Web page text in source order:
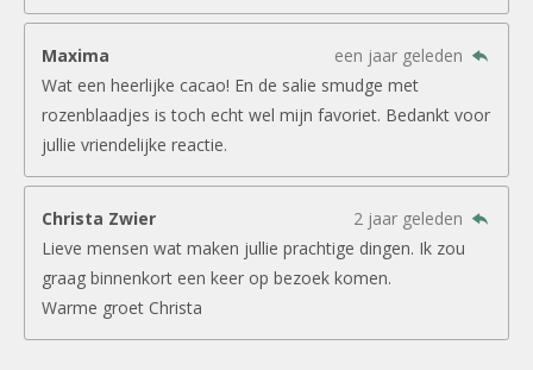
Maxima
een jaar geleden
Wat een heerlijke cacao! En de salie smudge met
rozenblaadjes is toch echt wel mijn favoriet. Bedankt voor
jullie vriendelijke reactie.
Christa Zwier
2 jaar geleden
Lieve mensen wat maken jullie prachtige dingen. Ik zou
graag binnenkort een keer op bezoek komen.
Warme groet Christa